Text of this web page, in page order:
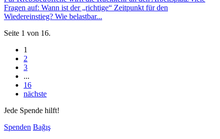
Fragen auf: Wann ist der „richtige“ Zeitpunkt für den
Wiedereinstieg? Wie belastbar...
Seite 1 von 16.
1
2
3
...
16
nächste
Jede Spende hilft!
Spenden Bağış